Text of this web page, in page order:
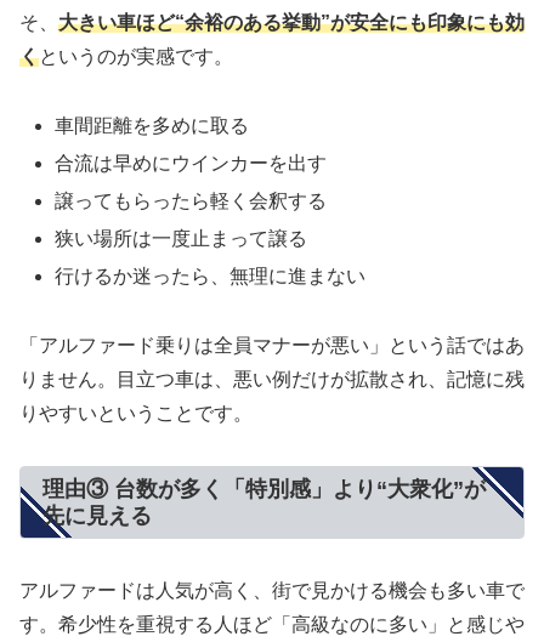
そ、 大きい車ほど“余裕のある挙動”が安全にも印象にも効
くというのが実感です。
車間距離を多めに取る
合流は早めにウインカーを出す
譲ってもらったら軽く会釈する
狭い場所は一度止まって譲る
行けるか迷ったら、無理に進まない
「アルファード乗りは全員マナーが悪い」という話ではあ
りません。目立つ車は、悪い例だけが拡散され、記憶に残
りやすいということです。
理由③ 台数が多く「特別感」より“大衆化”が
先に見える
アルファードは人気が高く、街で見かける機会も多い車で
す。希少性を重視する人ほど「高級なのに多い」と感じや